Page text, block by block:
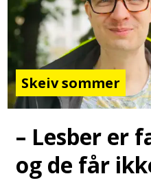
Skeiv sommer
– Lesber er
og de får